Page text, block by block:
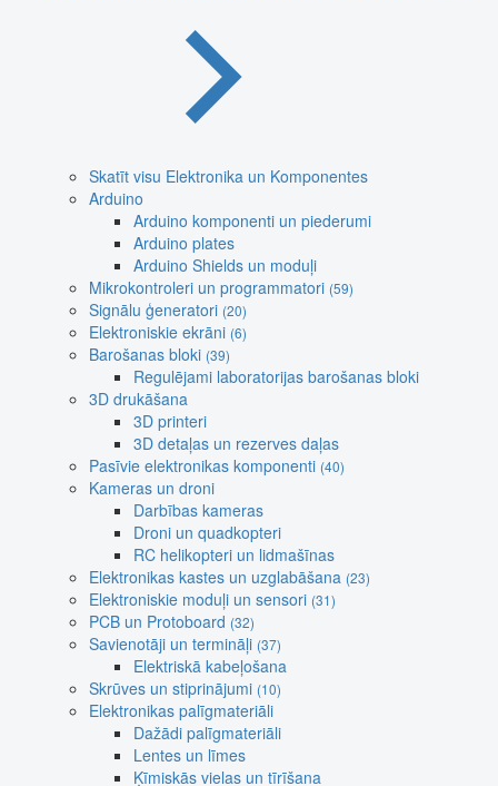
Skatīt visu Elektronika un Komponentes
Arduino
Arduino komponenti un piederumi
Arduino plates
Arduino Shields un moduļi
Mikrokontroleri un programmatori (59)
Signālu ģeneratori (20)
Elektroniskie ekrāni (6)
Barošanas bloki (39)
Regulējami laboratorijas barošanas bloki
3D drukāšana
3D printeri
3D detaļas un rezerves daļas
Pasīvie elektronikas komponenti (40)
Kameras un droni
Darbības kameras
Droni un quadkopteri
RC helikopteri un lidmašīnas
Elektronikas kastes un uzglabāšana (23)
Elektroniskie moduļi un sensori (31)
PCB un Protoboard (32)
Savienotāji un termināļi (37)
Elektriskā kabeļošana
Skrūves un stiprinājumi (10)
Elektronikas palīgmateriāli
Dažādi palīgmateriāli
Lentes un līmes
Ķīmiskās vielas un tīrīšana